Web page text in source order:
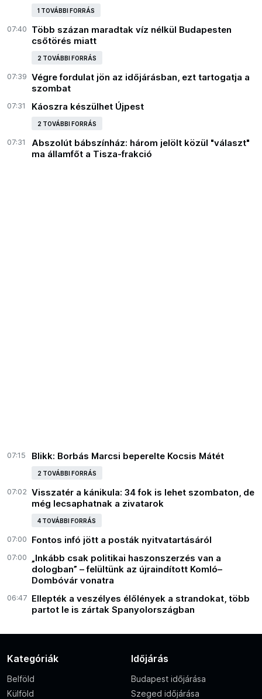
1 TOVÁBBI FORRÁS
07:40
Több százan maradtak víz nélkül Budapesten
csőtörés miatt
2 TOVÁBBI FORRÁS
07:39 Végre fordulat jön az időjárásban, ezt tartogatja a
szombat
07:31 Káoszra készülhet Újpest
2 TOVÁBBI FORRÁS
07:31
Abszolút bábszínház: három jelölt közül "választ"
ma államfőt a Tisza-frakció
07:15 Blikk: Borbás Marcsi beperelte Kocsis Mátét
2 TOVÁBBI FORRÁS
07:02 Visszatér a kánikula: 34 fok is lehet szombaton, de
még lecsaphatnak a zivatarok
4 TOVÁBBI FORRÁS
07:00 Fontos infó jött a posták nyitvatartásáról
07:00
„Inkább csak politikai haszonszerzés van a
dologban” – felültünk az újraindított Komló–
Dombóvár vonatra
06:47 Ellepték a veszélyes élőlények a strandokat, több
partot le is zártak Spanyolországban
Kategóriák
Belföld
Külföld
Időjárás
Budapest időjárása
Szeged időjárása